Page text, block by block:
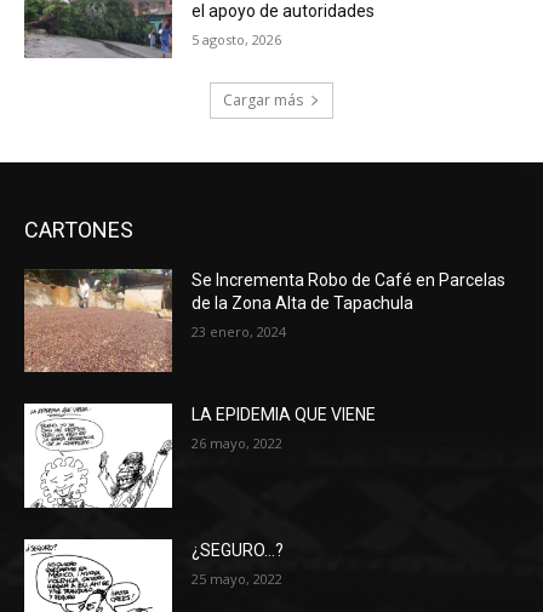
el apoyo de autoridades
5 agosto, 2026
Cargar más
CARTONES
Se Incrementa Robo de Café en Parcelas
de la Zona Alta de Tapachula
23 enero, 2024
LA EPIDEMIA QUE VIENE
26 mayo, 2022
¿SEGURO…?
25 mayo, 2022